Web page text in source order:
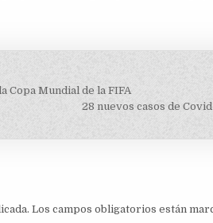
Copa Mundial de la FIFA
28 nuevos casos de
Los campos obligatorios están